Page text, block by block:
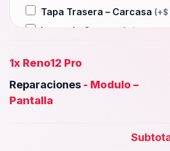
Tapa Trasera – Carcasa (+$
Lente de Camara
Wifi – Señal – Antena
Camara Trasera(+$
Camara frontal, Selfie –
Microfono – Sensor(+$
1x Reno12 Pro
Reparaciones - Modulo –
Pantalla